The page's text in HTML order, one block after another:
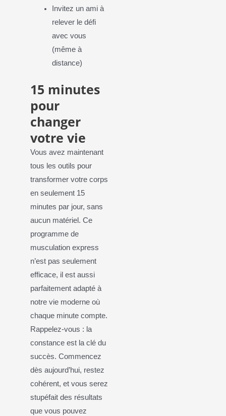
Invitez un ami à
relever le défi
avec vous
(même à
distance)
15 minutes
pour
changer
votre vie
Vous avez maintenant
tous les outils pour
transformer votre corps
en seulement 15
minutes par jour, sans
aucun matériel. Ce
programme de
musculation express
n’est pas seulement
efficace, il est aussi
parfaitement adapté à
notre vie moderne où
chaque minute compte.
Rappelez-vous : la
constance est la clé du
succès. Commencez
dès aujourd’hui, restez
cohérent, et vous serez
stupéfait des résultats
que vous pouvez